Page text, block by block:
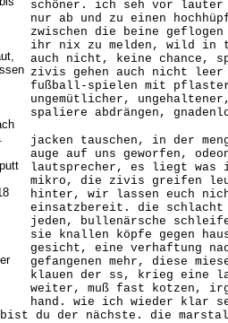
schöner. ich seh vor lauter
nur ab und zu einen
zwischen die beine
ihr nix zu melden, wild in
auch nicht, keine chance,
zivis gehen auch nicht leer
fußball-spielen mit
ungemütlicher,
spaliere abdrängen,
jacken tauschen, in der
auge auf uns geworfen,
lautsprecher, es liegt
mikro, die zivis greifen
hinter, wir lassen euch
einsatzbereit. die schlacht
jeden, bullenärsche
sie knallen köpfe gegen
gesicht, eine verhaftung
gefangenen mehr, diese
klauen der ss, krieg eine
weiter, muß fast kotzen,
hand. wie ich wieder klar
du der nächste. die